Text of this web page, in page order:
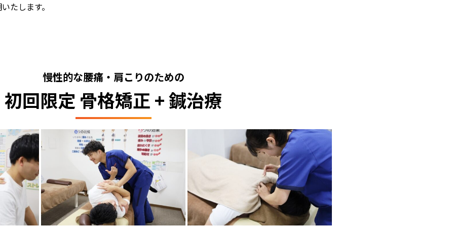
たします。
慢性的な腰痛・肩こりのための
初回限定 骨格矯正 + 鍼治療